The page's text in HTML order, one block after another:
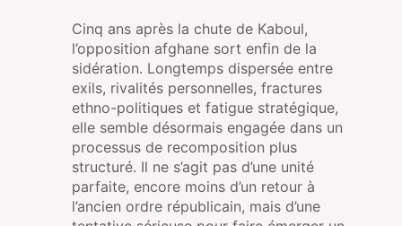
Cinq ans après la chute de Kaboul,
l’opposition afghane sort enfin de la
sidération. Longtemps dispersée entre
exils, rivalités personnelles, fractures
ethno-politiques et fatigue stratégique,
elle semble désormais engagée dans un
processus de recomposition plus
structuré. Il ne s’agit pas d’une unité
parfaite, encore moins d’un retour à
l’ancien ordre républicain, mais d’une